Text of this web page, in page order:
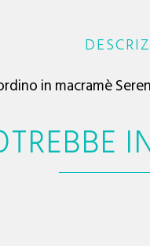
in macramè